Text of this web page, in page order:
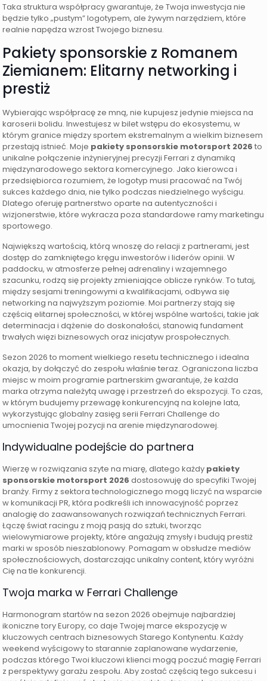
Taka struktura współpracy gwarantuje, że Twoja inwestycja nie
będzie tylko „pustym” logotypem, ale żywym narzędziem, które
realnie napędza wzrost Twojego biznesu.
Pakiety sponsorskie z Romanem
Ziemianem: Elitarny networking i
prestiż
Wybierając współpracę ze mną, nie kupujesz jedynie miejsca na
karoserii bolidu. Inwestujesz w bilet wstępu do ekosystemu, w
którym granice między sportem ekstremalnym a wielkim biznesem
przestają istnieć. Moje pakiety sponsorskie motorsport 2026 to
unikalne połączenie inżynieryjnej precyzji Ferrari z dynamiką
międzynarodowego sektora komercyjnego. Jako kierowca i
przedsiębiorca rozumiem, że logotyp musi pracować na Twój
sukces każdego dnia, nie tylko podczas niedzielnego wyścigu.
Dlatego oferuję partnerstwo oparte na autentyczności i
wizjonerstwie, które wykracza poza standardowe ramy marketingu
sportowego.
Największą wartością, którą wnoszę do relacji z partnerami, jest
dostęp do zamkniętego kręgu inwestorów i liderów opinii. W
paddocku, w atmosferze pełnej adrenaliny i wzajemnego
szacunku, rodzą się projekty zmieniające oblicze rynków. To tutaj,
między sesjami treningowymi a kwalifikacjami, odbywa się
networking na najwyższym poziomie. Moi partnerzy stają się
częścią elitarnej społeczności, w której wspólne wartości, takie jak
determinacja i dążenie do doskonałości, stanowią fundament
trwałych więzi biznesowych oraz inicjatyw prospołecznych.
Sezon 2026 to moment wielkiego resetu technicznego i idealna
okazja, by dołączyć do zespołu właśnie teraz. Ograniczona liczba
miejsc w moim programie partnerskim gwarantuje, że każda
marka otrzyma należytą uwagę i przestrzeń do ekspozycji. To czas,
w którym budujemy przewagę konkurencyjną na kolejne lata,
wykorzystując globalny zasięg serii Ferrari Challenge do
umocnienia Twojej pozycji na arenie międzynarodowej.
Indywidualne podejście do partnera
Wierzę w rozwiązania szyte na miarę, dlatego każdy pakiety
sponsorskie motorsport 2026 dostosowuję do specyfiki Twojej
branży. Firmy z sektora technologicznego mogą liczyć na wsparcie
w komunikacji PR, która podkreśli ich innowacyjność poprzez
analogię do zaawansowanych rozwiązań technicznych Ferrari.
Łączę świat racingu z moją pasją do sztuki, tworząc
wielowymiarowe projekty, które angażują zmysły i budują prestiż
marki w sposób nieszablonowy. Pomagam w obsłudze mediów
społecznościowych, dostarczając unikalny content, który wyróżni
Cię na tle konkurencji.
Twoja marka w Ferrari Challenge
Harmonogram startów na sezon 2026 obejmuje najbardziej
ikoniczne tory Europy, co daje Twojej marce ekspozycję w
kluczowych centrach biznesowych Starego Kontynentu. Każdy
weekend wyścigowy to starannie zaplanowane wydarzenie,
podczas którego Twoi kluczowi klienci mogą poczuć magię Ferrari
z perspektywy garażu zespołu. Aby zostać częścią tego sukcesu i